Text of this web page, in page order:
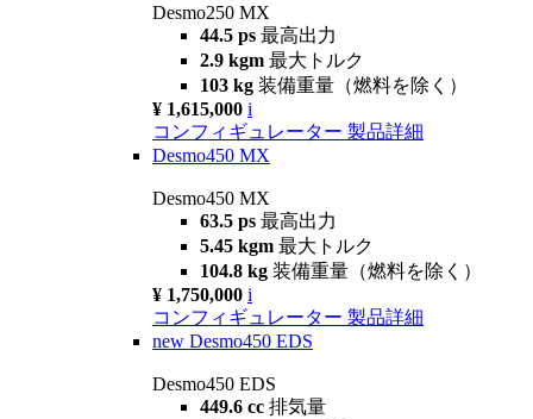
Desmo250 MX
44.5 ps 最高出力
2.9 kgm 最大トルク
103 kg 装備重量（燃料を除く）
¥ 1,615,000 i
コンフィギュレーター 製品詳細
Desmo450 MX
Desmo450 MX
63.5 ps 最高出力
5.45 kgm 最大トルク
104.8 kg 装備重量（燃料を除く）
¥ 1,750,000 i
コンフィギュレーター 製品詳細
new Desmo450 EDS
Desmo450 EDS
449.6 cc 排気量